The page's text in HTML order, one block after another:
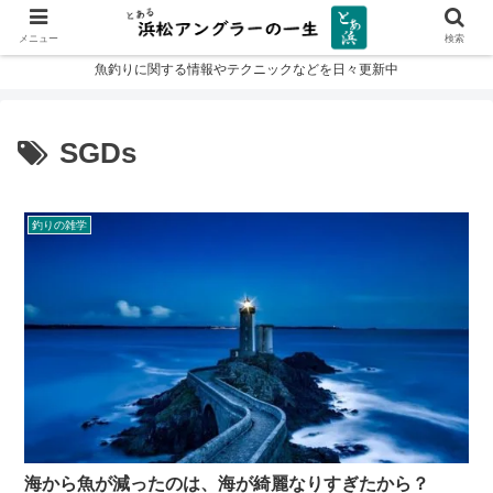
魚釣りに関する情報やテクニックなどを日々更新中
SGDs
釣りの雑学
海から魚が減ったのは、海が綺麗なりすぎたから？
メニュー 検索